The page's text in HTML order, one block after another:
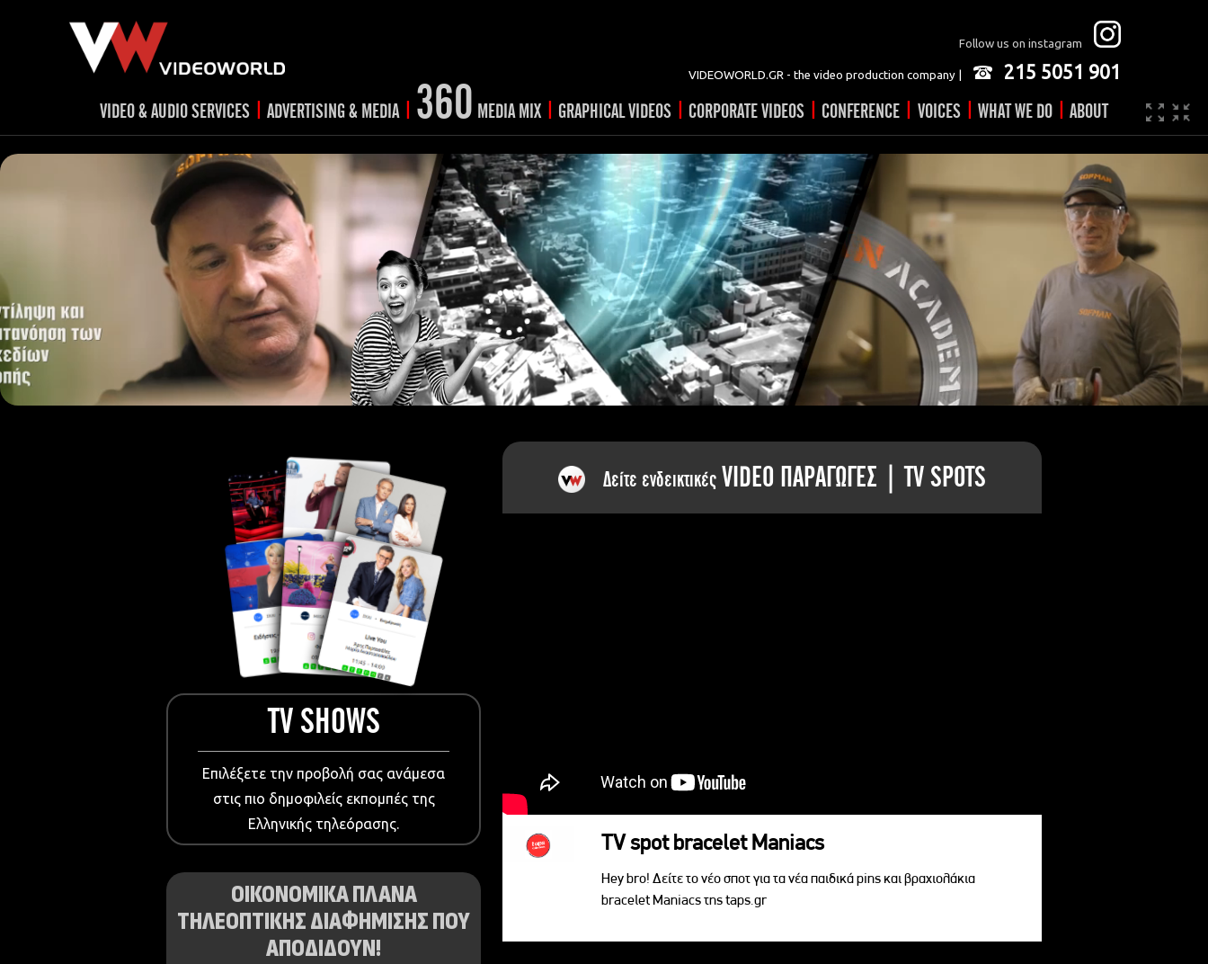
Follow us on instagram
VIDEOWORLD.GR - the video production company | 215 5051 901
VIDEO & AUDIO SERVICES
TV spots
RADIO spots
Post production
Corporate videos
Trailer & Σήματα εκπομπών
Cultural videos
video applications for museums,
archeological sites & exhibitions
Product presentations
Documentary
Events & Conference
Dissemination material
Medical & Pharmaceutical
VIDEO Projections
Kids content
| ADVERTISING & MEDIA
RADIOadvertising
TVadvertising
Social Media video shorts
Creative Prints
Outdoor advertising
Media planning & mix
Visual material
European Media
| 360 MEDIA MIX | GRAPHICAL VIDEOS | CORPORATE VIDEOS | CONFERENCE | VOICES | WHAT WE DO | ABOUT
Company
JOBS
Video made easy
Contact
TV SHOWS
Επιλέξετε την προβολή σας ανάμεσα
στις πιο δημοφιλείς εκπομπές της
Ελληνικής τηλεόρασης.
ΟΙΚΟΝΟΜΙΚΑ ΠΛΑΝΑ
ΤΗΛΕΟΠΤΙΚΗΣ ΔΙΑΦΗΜΙΣΗΣ ΠΟΥ
ΑΠΟΔΙΔΟΥΝ!
Δείτε ενδεικτικές VIDEO ΠΑΡΑΓΩΓΕΣ | TV SPOTS
TV spot bracelet Maniacs
Hey bro! Δείτε το νέο σποτ για τα νέα παιδικά pins και βραχιολάκια
bracelet Maniacs της taps.gr